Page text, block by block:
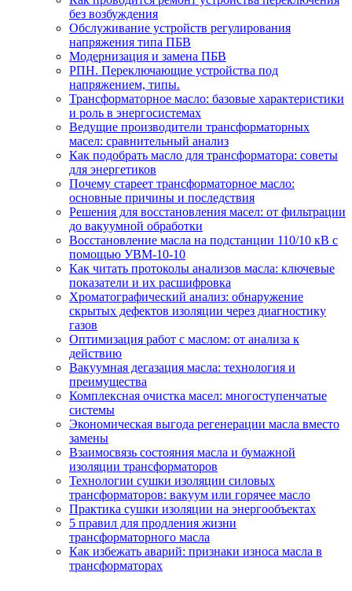
без возбуждения
Обслуживание устройств регулирования
напряжения типа ПБВ
Модернизация и замена ПБВ
РПН. Переключающие устройства под
напряжением, типы.
Трансформаторное масло: базовые характеристики
и роль в энергосистемах
Ведущие производители трансформаторных
масел: сравнительный анализ
Как подобрать масло для трансформатора: советы
для энергетиков
Почему стареет трансформаторное масло:
основные причины и последствия
Решения для восстановления масел: от фильтрации
до вакуумной обработки
Восстановление масла на подстанции 110/10 кВ с
помощью УВМ-10-10
Как читать протоколы анализов масла: ключевые
показатели и их расшифровка
Хроматографический анализ: обнаружение
скрытых дефектов изоляции через диагностику
газов
Оптимизация работ с маслом: от анализа к
действию
Вакуумная дегазация масла: технология и
преимущества
Комплексная очистка масел: многоступенчатые
системы
Экономическая выгода регенерации масла вместо
замены
Взаимосвязь состояния масла и бумажной
изоляции трансформаторов
Технологии сушки изоляции силовых
трансформаторов: вакуум или горячее масло
Практика сушки изоляции на энергообъектах
5 правил для продления жизни
трансформаторного масла
Как избежать аварий: признаки износа масла в
трансформаторах